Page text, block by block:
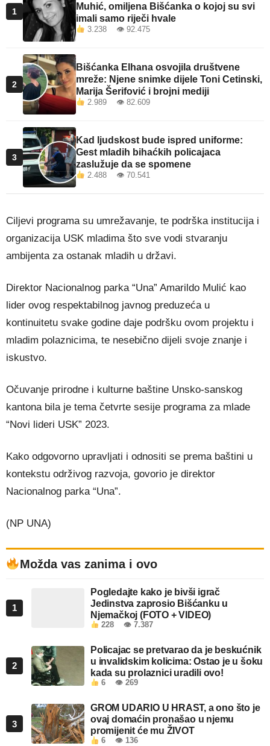
1
Muhić, omiljena Bišćanka o kojoj su svi
imali samo riječi hvale
3.238 👁 92.475
2
Bišćanka Elhana osvojila društvene
mreže: Njene snimke dijele Toni Cetinski,
Marija Šerifović i brojni mediji
2.989 👁 82.609
3
Kad ljudskost bude ispred uniforme:
Gest mladih bihaćkih policajaca
zaslužuje da se spomene
2.488 👁 70.541
Ciljevi programa su umrežavanje, te podrška institucija i
organizacija USK mladima što sve vodi stvaranju
ambijenta za ostanak mladih u državi.
Direktor Nacionalnog parka “Una” Amarildo Mulić kao
lider ovog respektabilnog javnog preduzeća u
kontinuitetu svake godine daje podršku ovom projektu i
mladim polaznicima, te nesebično dijeli svoje znanje i
iskustvo.
Očuvanje prirodne i kulturne baštine Unsko-sanskog
kantona bila je tema četvrte sesije programa za mlade
“Novi lideri USK” 2023.
Kako odgovorno upravljati i odnositi se prema baštini u
kontekstu održivog razvoja, govorio je direktor
Nacionalnog parka “Una”.
(NP UNA)
Možda vas zanima i ovo
1
Pogledajte kako je bivši igrač
Jedinstva zaprosio Bišćanku u
Njemačkoj (FOTO + VIDEO)
228 👁 7.387
2
Policajac se pretvarao da je beskućnik
u invalidskim kolicima: Ostao je u šoku
kada su prolaznici uradili ovo!
6 👁 269
3
GROM UDARIO U HRAST, a ono što je
ovaj domaćin pronašao u njemu
promijenit će mu ŽIVOT
6 👁 136